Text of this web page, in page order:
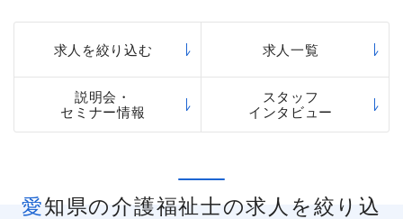
求人を絞り込む 求人一覧
説明会・
セミナー情報
スタッフ
インタビュー
愛知県の介護福祉士の求人を絞り込